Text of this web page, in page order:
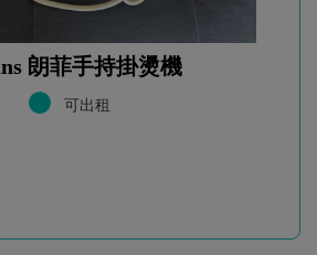
朗菲手持掛燙機
可出租